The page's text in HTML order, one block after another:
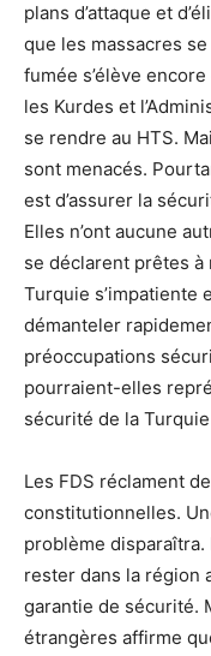
plans d’attaque et
que les massacres
fumée s’élève
les Kurdes et
se rendre au HTS.
sont menacés.
est d’assurer la
Elles n’ont aucune
se déclarent prêtes à
Turquie s’impatiente
démanteler
préoccupations
pourraient-elles
sécurité de la Turquie
Les FDS réclament
constitutionnelles.
problème
rester dans la région
garantie de sécurité.
étrangères affirme